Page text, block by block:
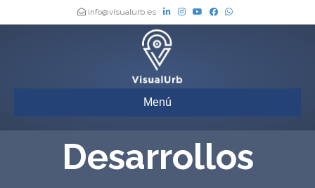
info@visualurb.es
Menú
Desarrollos